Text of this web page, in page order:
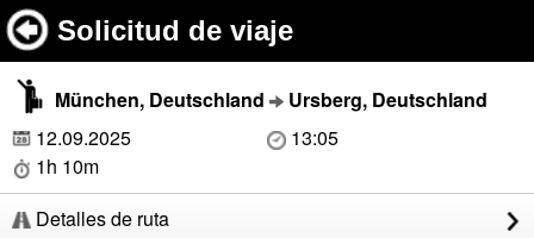
Solicitud de viaje
München, Deutschland
Ursberg, Deutschland
12.09.2025
13:05
1h 10m
Detalles de ruta